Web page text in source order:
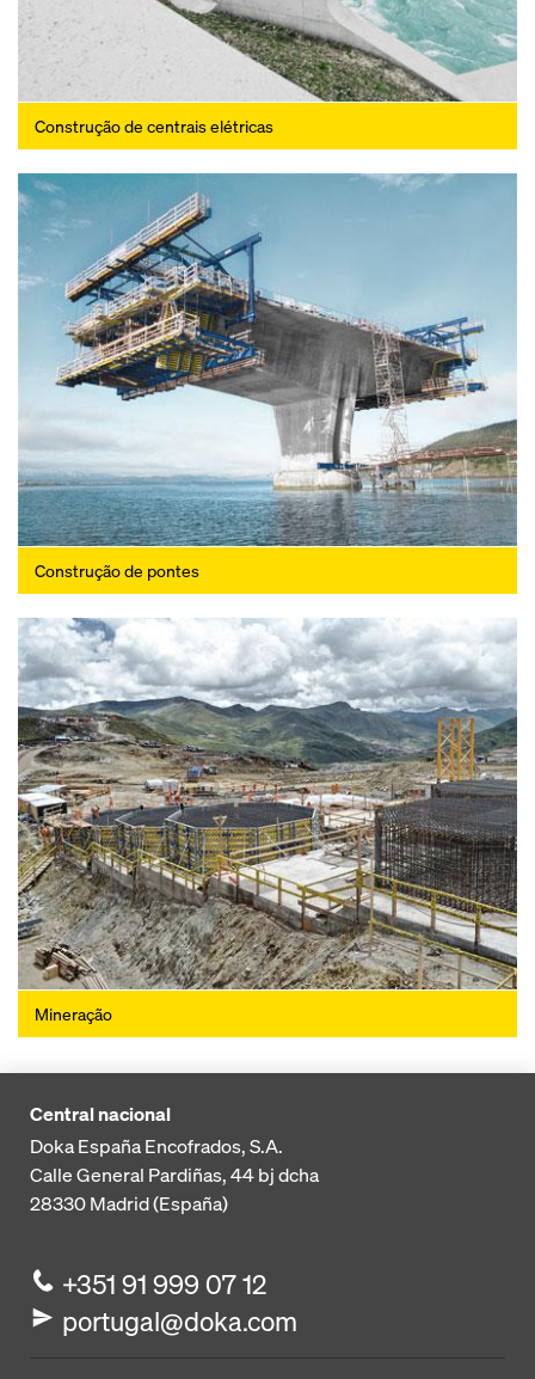
Construção de centrais elétricas
Construção de pontes
Mineração
Central nacional
Doka España Encofrados, S.A.
Calle General Pardiñas, 44 bj dcha
28330Madrid (España)
+351 91 999 07 12
portugal@doka.com